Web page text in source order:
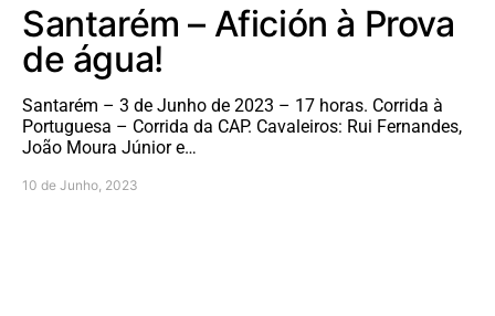
Santarém – Afición à Prova
de água!
Santarém – 3 de Junho de 2023 – 17 horas. Corrida à
Portuguesa – Corrida da CAP. Cavaleiros: Rui Fernandes,
João Moura Júnior e…
10 de Junho, 2023